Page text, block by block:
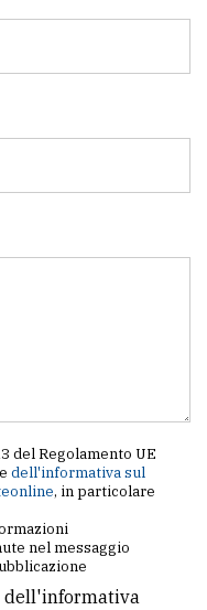
del Regolamento UE
dell'informativa sul
, in particolare
nel messaggio
dell'informativa